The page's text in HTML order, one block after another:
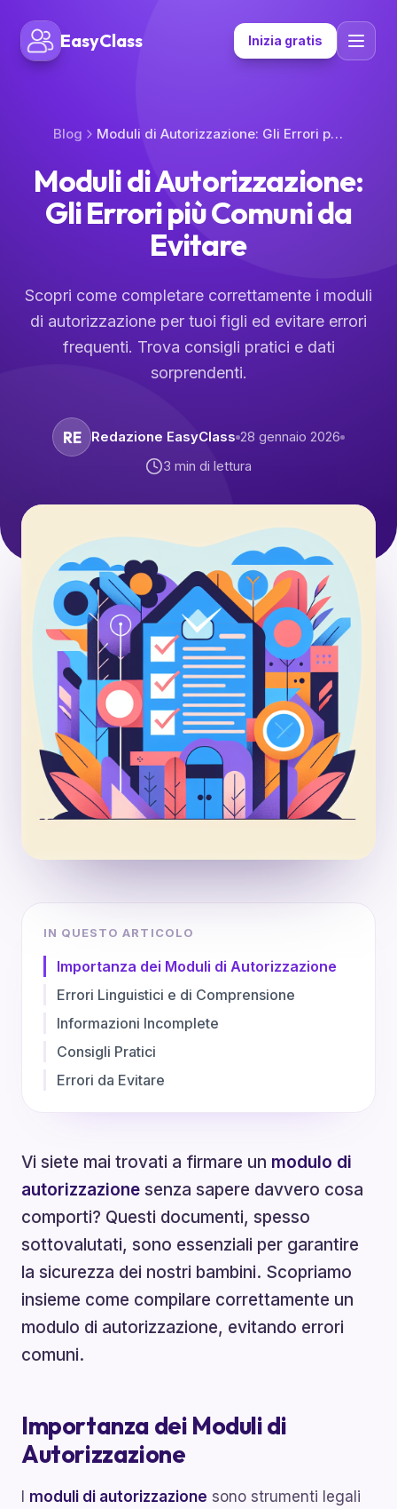
EasyClass Inizia gratis
Blog Moduli di Autorizzazione: Gli Errori più Comuni da Evitare
Moduli di Autorizzazione:
Gli Errori più Comuni da
Evitare
Scopri come completare correttamente i moduli
di autorizzazione per tuoi figli ed evitare errori
frequenti. Trova consigli pratici e dati
sorprendenti.
RE Redazione EasyClass 28 gennaio 2026
3 min di lettura
IN QUESTO ARTICOLO
Importanza dei Moduli di Autorizzazione
Errori Linguistici e di Comprensione
Informazioni Incomplete
Consigli Pratici
Errori da Evitare
Vi siete mai trovati a firmare un modulo di
autorizzazione senza sapere davvero cosa
comporti? Questi documenti, spesso
sottovalutati, sono essenziali per garantire
la sicurezza dei nostri bambini. Scopriamo
insieme come compilare correttamente un
modulo di autorizzazione, evitando errori
comuni.
Importanza dei Moduli di
Autorizzazione
moduli di autorizzazione sono strumenti legali